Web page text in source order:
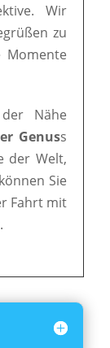
Wir
zu
Momente
Nähe
Genuss
der Welt,
Sie
Fahrt mit